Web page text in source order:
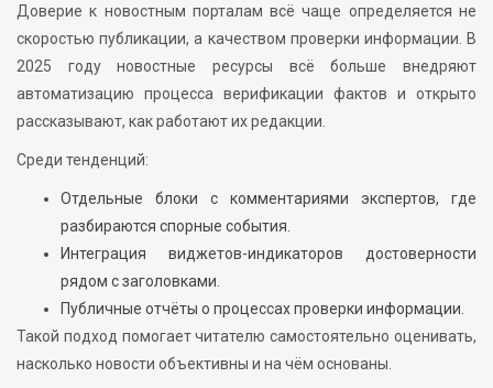
Доверие к новостным порталам всё чаще определяется не
скоростью публикации, а качеством проверки информации. В
2025 году новостные ресурсы всё больше внедряют
автоматизацию процесса верификации фактов и открыто
рассказывают, как работают их редакции.
Среди тенденций:
Отдельные блоки с комментариями экспертов, где
разбираются спорные события.
Интеграция виджетов-индикаторов достоверности
рядом с заголовками.
Публичные отчёты о процессах проверки информации.
Такой подход помогает читателю самостоятельно оценивать,
насколько новости объективны и на чём основаны.